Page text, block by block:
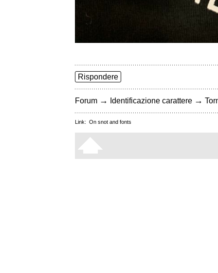
Rispondere
Forum → Identificazione carattere →
Link: On snot and fonts